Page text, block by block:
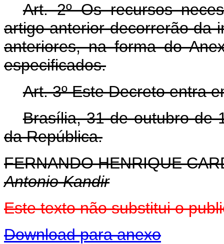
Art. 2º Os recursos
artigo anterior decorrerão da
anteriores, na forma do
especificados.
Art. 3º Este Decreto entra
Brasília, 31 de outubro de
da República.
FERNANDO HENRIQUE
Antonio Kandir
Este texto não substitui o
Download para anexo